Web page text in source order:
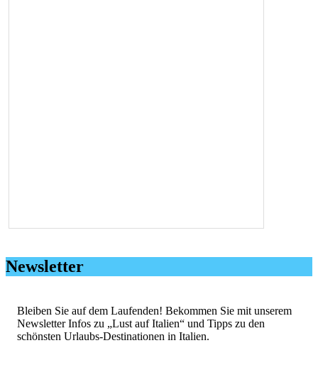
Newsletter
Bleiben Sie auf dem Laufenden! Bekommen Sie mit unserem
Newsletter Infos zu „Lust auf Italien“ und Tipps zu den
schönsten Urlaubs-Destinationen in Italien.